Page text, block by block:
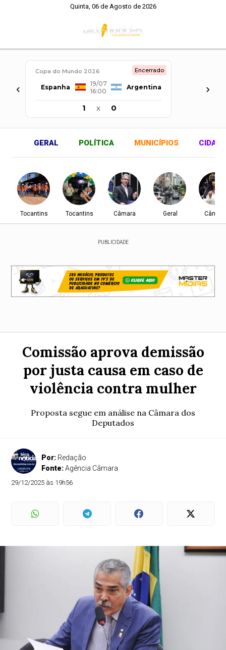
Quinta, 06 de Agosto de 2026
‹
Copa do Mundo 2026 Encerrado
Espanha
19/07
16:00
Argentina
1 x 0
›
GERAL POLÍTICA MUNICÍPIOS
Tocantins Tocantins Câmara Geral
PUBLICIDADE
Comissão aprova demissão
por justa causa em caso de
violência contra mulher
Proposta segue em análise na Câmara dos
Deputados
Por: Redação
Fonte:Agência Câmara
29/12/2025 às 19h56